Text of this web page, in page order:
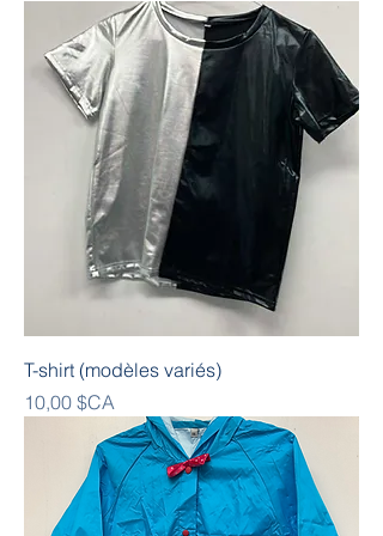
T-shirt (modèles variés)
Prix
10,00 $CA